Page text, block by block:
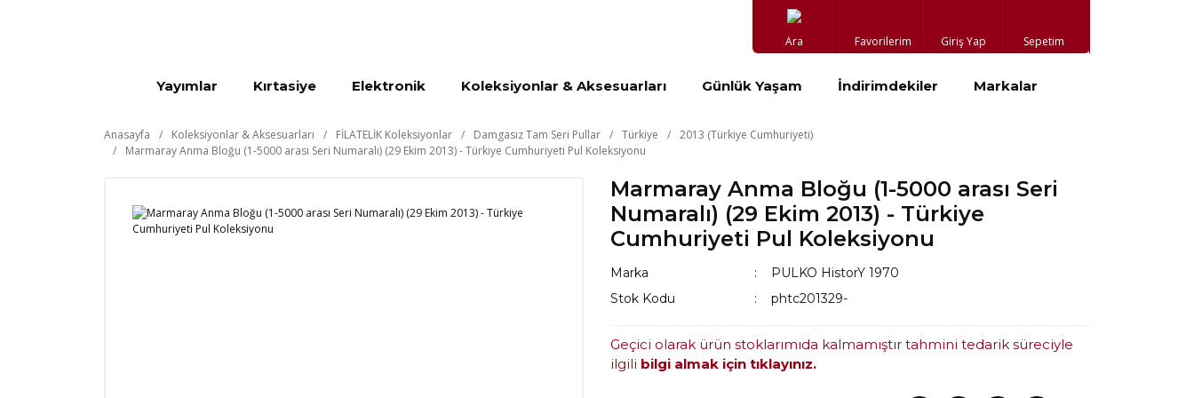
Ara Favorilerim Giriş Yap Sepetim
Yayımlar Kırtasiye Elektronik Koleksiyonlar & Aksesuarları Günlük Yaşam İndirimdekiler Markalar
Anasayfa Koleksiyonlar & Aksesuarları FİLATELİK Koleksiyonlar Damgasız Tam Seri Pullar Türkiye
2013 (Türkiye Cumhuriyeti)
Marmaray Anma Bloğu (1-5000 arası Seri Numaralı) (29 Ekim 2013) - Türkiye Cumhuriyeti Pul Koleksiyonu
Marmaray Anma Bloğu (1-5000 arası Seri
Numaralı) (29 Ekim 2013) - Türkiye
Cumhuriyeti Pul Koleksiyonu
Marka
PULKO HistorY 1970
Stok Kodu
phtc201329-
Geçici olarak ürün stoklarımıda kalmamıştır tahmini tedarik süreciyle
ilgili bilgi almak için tıklayınız.